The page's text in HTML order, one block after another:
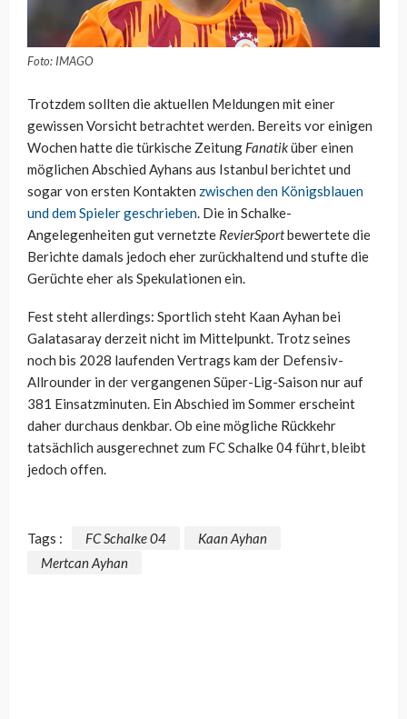
Foto: IMAGO
Trotzdem sollten die aktuellen Meldungen mit einer
gewissen Vorsicht betrachtet werden. Bereits vor einigen
Wochen hatte die türkische Zeitung Fanatiküber einen
möglichen Abschied Ayhans aus Istanbul berichtet und
sogar von ersten Kontakten zwischen den Königsblauen
und dem Spieler geschrieben. Die in Schalke-
Angelegenheiten gut vernetzte RevierSportbewertete die
Berichte damals jedoch eher zurückhaltend und stufte die
Gerüchte eher als Spekulationen ein.
Fest steht allerdings: Sportlich steht Kaan Ayhan bei
Galatasaray derzeit nicht im Mittelpunkt. Trotz seines
noch bis 2028 laufenden Vertrags kam der Defensiv-
Allrounder in der vergangenen Süper-Lig-Saison nur auf
381 Einsatzminuten. Ein Abschied im Sommer erscheint
daher durchaus denkbar. Ob eine mögliche Rückkehr
tatsächlich ausgerechnet zum FC Schalke 04 führt, bleibt
jedoch offen.
Tags : FC Schalke 04
Kaan Ayhan
Mertcan Ayhan